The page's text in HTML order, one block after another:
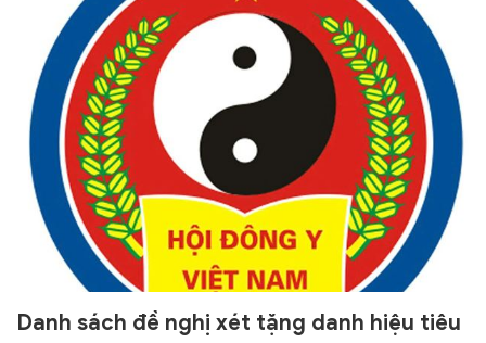
Danh sách đề nghị xét tặng danh hiệu tiêu